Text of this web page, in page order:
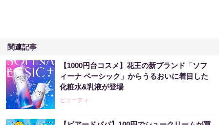
関連記事
【1000円台コスメ】花王の新ブランド「ソフ
ィーナ ベーシック」からうるおいに着目した
化粧水&乳液が登場
ビューティ